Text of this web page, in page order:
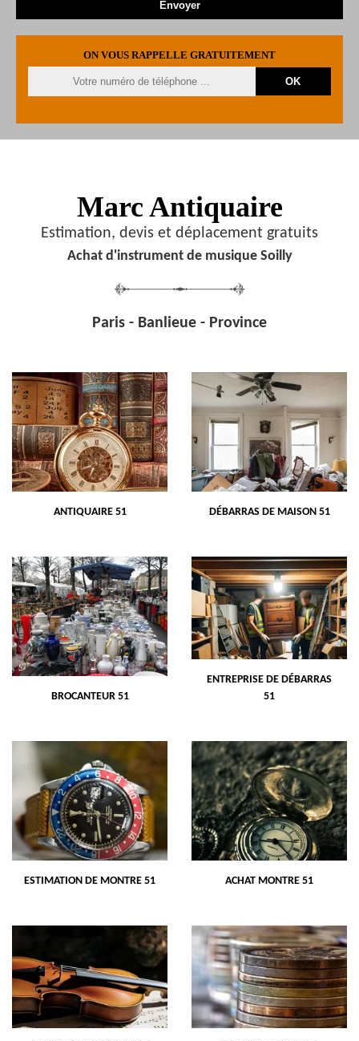
ON VOUS RAPPELLE GRATUITEMENT
Marc Antiquaire
Estimation, devis et déplacement gratuits
Achat d'instrument de musique Soilly
Paris - Banlieue - Province
ANTIQUAIRE 51 DÉBARRAS DE MAISON 51
BROCANTEUR 51
ENTREPRISE DE DÉBARRAS
51
ESTIMATION DE MONTRE 51 ACHAT MONTRE 51